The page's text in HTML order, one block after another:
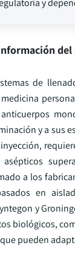
y
de
y a sus
a los
en
y
biológicos,
pueden